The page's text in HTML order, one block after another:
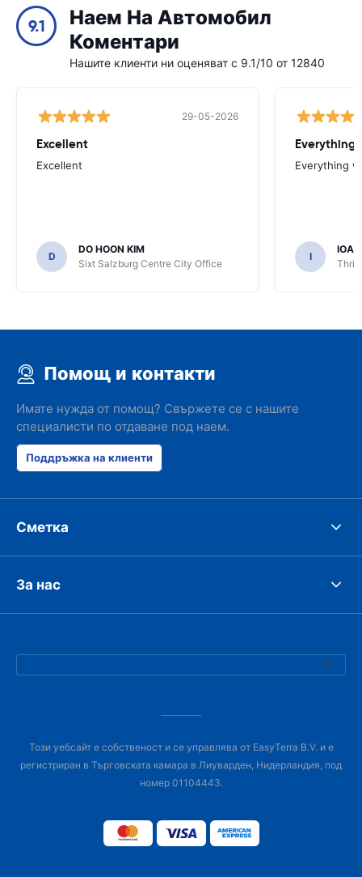
9.1
Наем На Автомобил
Коментари
Нашите клиенти ни оценяват с 9.1/10 от 12840
29-05-2026
Excellent
Excellent
D
DO HOON KIM
Sixt Salzburg Centre City Office
Everything
Everything
I
Помощ и контакти
Имате нужда от помощ? Свържете се с нашите
специалисти по отдаване под наем.
Поддръжка на клиенти
Сметка
За нас
Този уебсайт е собственост и се управлява от EasyTerra B.V. и е
регистриран в Търговската камара в Лиуварден, Нидерландия, под
номер 01104443.